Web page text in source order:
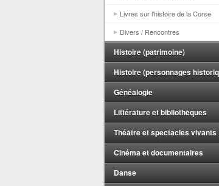
Livres sur l'histoire de la Corse
Divers / Rencontres
Histoire (patrimoine)
Histoire (personnages
Généalogie
Littérature et bibliothèques
Théâtre et spectacles vivants
Cinéma et documentaires
Danse